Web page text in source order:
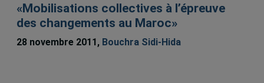
«Mobilisations collectives à l’épreuve
des changements au Maroc»
28 novembre 2011, Bouchra Sidi-Hida